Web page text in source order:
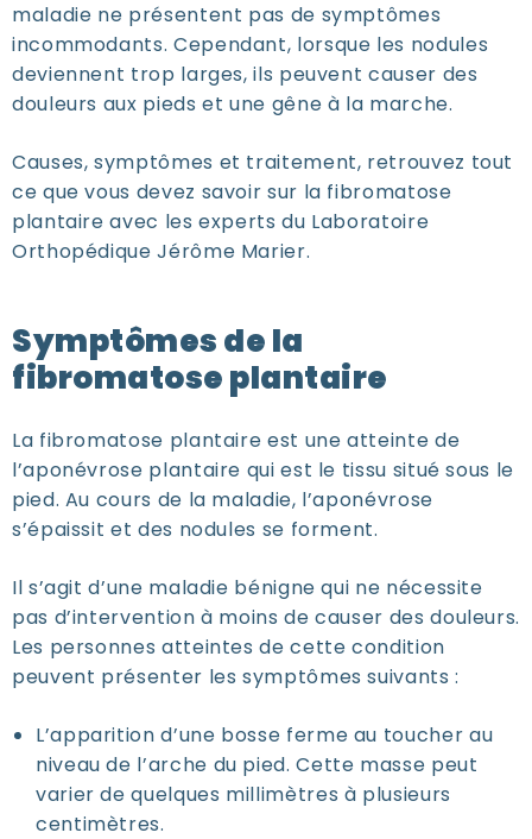
maladie ne présentent pas de symptômes
incommodants. Cependant, lorsque les nodules
deviennent trop larges, ils peuvent causer des
douleurs aux pieds et une gêne à la marche.
Causes, symptômes et traitement, retrouvez tout
ce que vous devez savoir sur la fibromatose
plantaire avec les experts du Laboratoire
Orthopédique Jérôme Marier.
Symptômes de la
fibromatose plantaire
La fibromatose plantaire est une atteinte de
l’aponévrose plantaire qui est le tissu situé sous le
pied. Au cours de la maladie, l’aponévrose
s’épaissit et des nodules se forment.
Il s’agit d’une maladie bénigne qui ne nécessite
pas d’intervention à moins de causer des douleurs.
Les personnes atteintes de cette condition
peuvent présenter les symptômes suivants :
L’apparition d’une bosse ferme au toucher au
niveau de l’arche du pied. Cette masse peut
varier de quelques millimètres à plusieurs
centimètres.